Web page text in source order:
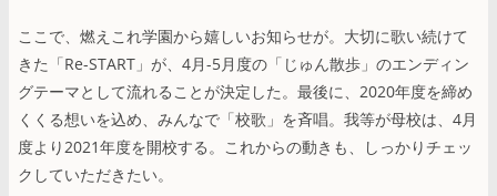
ここで、燃えこれ学園から嬉しいお知らせが。大切に歌い続けて
きた「Re-START」が、4月-5月度の「じゅん散歩」のエンディン
グテーマとして流れることが決定した。最後に、2020年度を締め
くくる想いを込め、みんなで「校歌」を斉唱。我等が母校は、4月
度より2021年度を開校する。これからの動きも、しっかりチェッ
クしていただきたい。